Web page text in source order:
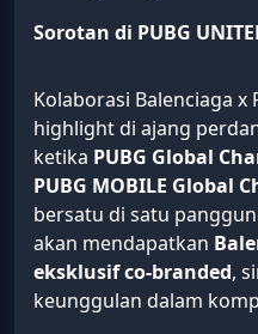
Sorotan di PUBG
Kolaborasi Balenciaga x
highlight di ajang
ketika PUBG Global
PUBG MOBILE Global
bersatu di satu
akan mendapatkan
eksklusif co-branded,
keunggulan dalam